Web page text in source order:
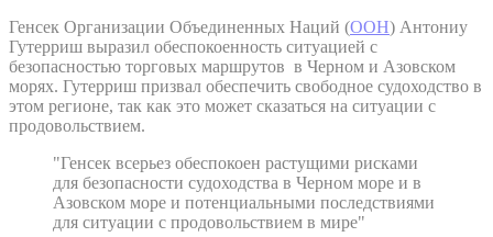
Генсек Организации Объединенных Наций (ООН) Антониу
Гутерриш выразил обеспокоенность ситуацией с
безопасностью торговых маршрутов в Черном и Азовском
морях. Гутерриш призвал обеспечить свободное судоходство в
этом регионе, так как это может сказаться на ситуации с
продовольствием.
"Генсек всерьез обеспокоен растущими рисками
для безопасности судоходства в Черном море и в
Азовском море и потенциальными последствиями
для ситуации с продовольствием в мире"